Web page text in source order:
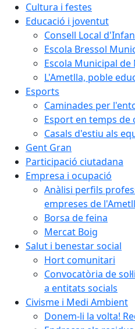
Cultura i festes
Educació i joventut
Consell Local
Escola Bressol
Escola Municipal de
L'Ametlla, poble
Esports
Caminades per
Esport en temps de
Casals d'estiu als
Gent Gran
Participació ciutadana
Empresa i ocupació
Anàlisi perfils
empreses de
Borsa de feina
Mercat Boig
Salut i benestar social
Hort comunitari
Convocatòria de
a entitats socials
Civisme i Medi Ambient
Donem-li la volta!